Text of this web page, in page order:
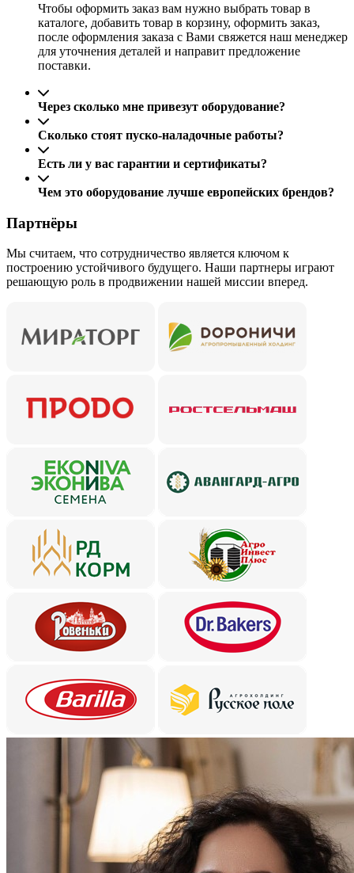
Чтобы оформить заказ вам нужно выбрать товар в
каталоге, добавить товар в корзину, оформить заказ,
после оформления заказа с Вами свяжется наш менеджер
для уточнения деталей и направит предложение
поставки.
Через сколько мне привезут оборудование?
Сколько стоят пуско-наладочные работы?
Есть ли у вас гарантии и сертификаты?
Чем это оборудование лучше европейских брендов?
Партнёры
Мы считаем, что сотрудничество является ключом к
построению устойчивого будущего. Наши партнеры играют
решающую роль в продвижении нашей миссии вперед.